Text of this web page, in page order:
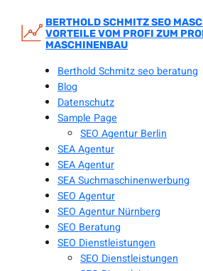
Inhalt
springen
BERTHOLD SCHMITZ SEO
VORTEILE VOM PROFI ZUM
MASCHINENBAU
Berthold Schmitz seo beratung
Blog
Datenschutz
Sample Page
SEO Agentur Berlin
SEA Agentur
SEA Agentur
SEA Suchmaschinenwerbung
SEO Agentur
SEO Agentur Nürnberg
SEO Beratung
SEO Dienstleistungen
SEO Dienstleistungen